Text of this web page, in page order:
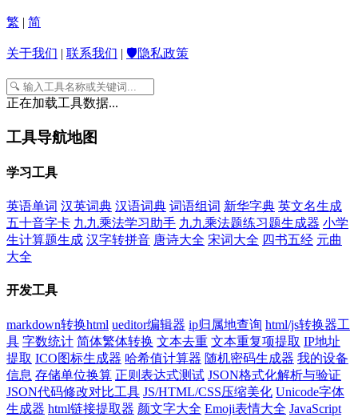
繁 | 简
关于我们 | 联系我们 | 🛡️隐私政策
正在加载工具数据...
工具导航地图
学习工具
英语单词 汉英词典 汉语词典 词语组词 新华字典 英文名生成
五十音字卡 九九乘法学习助手 九九乘法题练习题生成器 小学
生计算题生成 汉字转拼音 唐诗大全 宋词大全 四书五经 元曲
大全
开发工具
markdown转换html ueditor编辑器 ip归属地查询 html/js转换器工
具 字数统计 简体繁体转换 文本去重 文本重复项提取 IP地址
提取 ICO图标生成器 哈希值计算器 随机密码生成器 我的设备
信息 存储单位换算 正则表达式测试 JSON格式化解析与验证
JSON代码修改对比工具 JS/HTML/CSS压缩美化 Unicode字体
生成器 html链接提取器 颜文字大全 Emoji表情大全 JavaScript